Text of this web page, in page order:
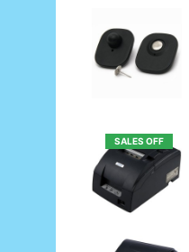
SALES OFF